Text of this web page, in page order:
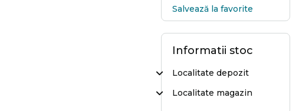
Salvează la favorite
Informatii stoc
Localitate depozit
Localitate magazin